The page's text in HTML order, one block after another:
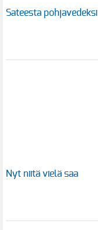
Sateesta pohjavedeksi
Nyt niitä vielä saa